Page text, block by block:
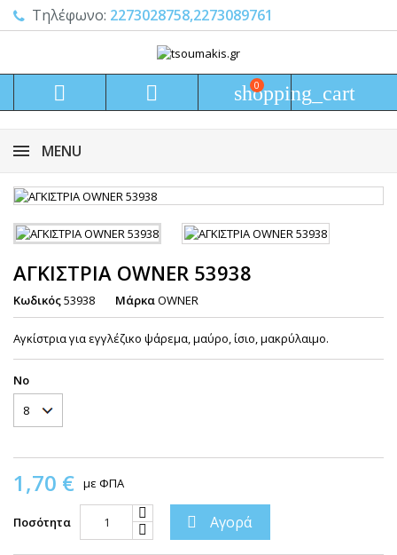
Τηλέφωνο: 2273028758,2273089761
  shopping_cart
0
MENU
ΑΓΚΙΣΤΡΙΑ OWNER 53938
Κωδικός53938 ΜάρκαOWNER
Αγκίστρια για εγγλέζικο ψάρεμα, μαύρο, ίσιο, μακρύλαιμο.
Νο
1,70 € με ΦΠΑ
Ποσότητα  Αγορά